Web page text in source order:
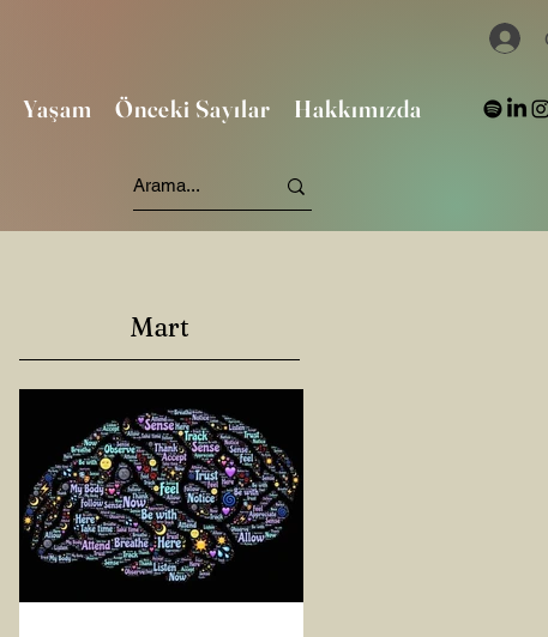
Yaşam Önceki Sayılar Hakkımızda
Mart